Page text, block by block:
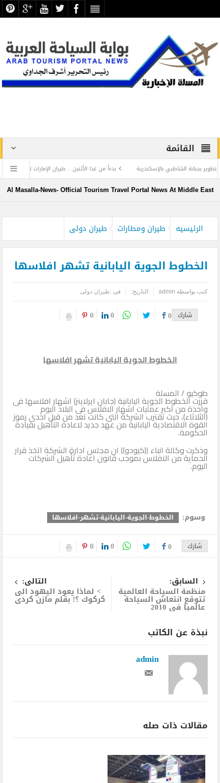
القائمة
الشاطبي بالإسكندرية
بدءاً من غدا الأثنين .. طيران الإمارات تبدأ في استخدام
عن الحضارة ترفض الرد المستفز لبطلة كليوباترا وتصدر بيانها الثاني
Al Masalla-News- Official Tourism Travel Portal News At Middle East
الرئيسيه طيران ومطارات طيران دولى
الخطوط الجوية اليابانية تشهر افلاسها
كتب بواسطة admin التاريخ: فى :طيران دولى
شارك 0
0
0
الخطوط الجوية اليابانية تشهر افلاسها
طوكيو / المسلة
قررت الخطوط الجوية اليابانية (جابان ايرلاينز) اشهار افلاسها فى
واحدة من اكبر عمليات اشهار الافلاس فى البلاد اليوم
(الثلاثاء)، حيث تقترب الشركة التى كانت تعد من قبل احدى رموز
القوة الاقتصادية اليابانية من عهد جديد لاعادة التأهيل بقيادة
الحكومة.
وذكرت وكالة انباء ((كيودو)) ان مجلس ادارة الشركة اتخذ قرار
الحماية من الافلاس بموجب قانون اعادة تأهيل الشركات
اليوم.
وسوم: الخطوط-الجوية-اليابانية-تشهر-افلاسها
شارك 0
0
0
السابق:
منظمة السياحة العالمية
تتوقع انتعاش السياحة
عالميا في 2010
التالى:
> لماذا يعود اليهود الى
كركوك ؟! بقلم مازن كردى
نبذة عن الكاتب
admin
مقالات ذات صله